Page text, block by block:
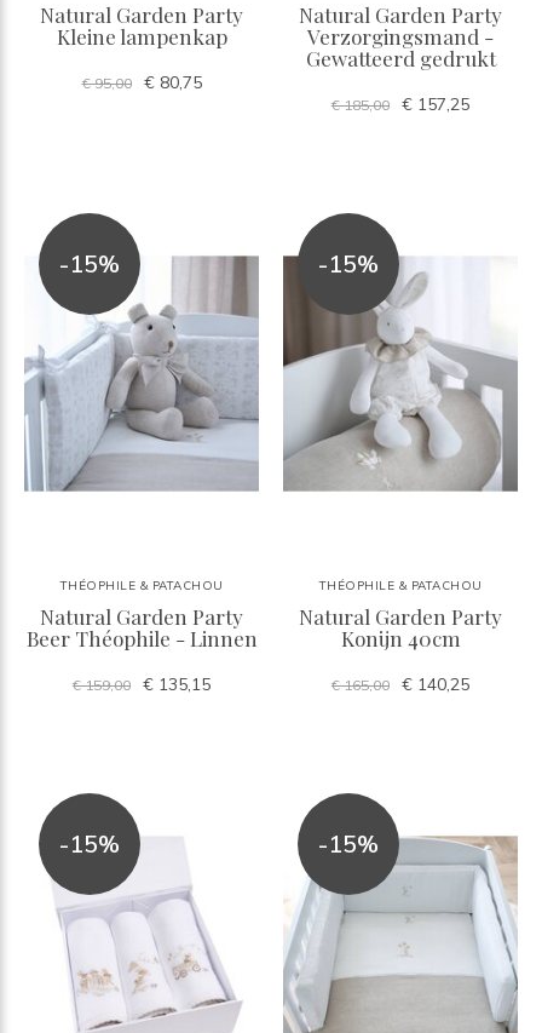
Natural Garden Party
Kleine lampenkap
€ 95,00 € 80,75
Natural Garden Party
Verzorgingsmand -
Gewatteerd gedrukt
€ 185,00 € 157,25
-15%
THÉOPHILE & PATACHOU
Natural Garden Party
Beer Théophile - Linnen
€ 159,00 € 135,15
-15%
THÉOPHILE & PATACHOU
Natural Garden Party
Konijn 40cm
€ 165,00 € 140,25
-15% -15%